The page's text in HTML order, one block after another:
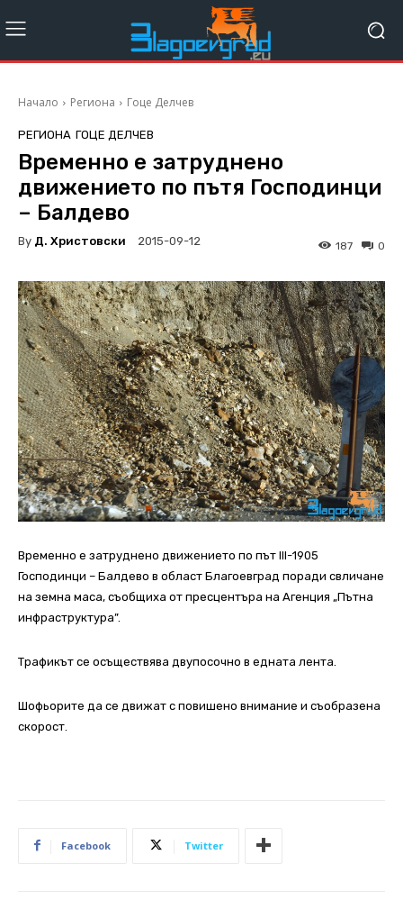
Начало Региона Гоце Делчев
РЕГИОНА ГОЦЕ ДЕЛЧЕВ
Временно е затруднено
движението по пътя Господинци
– Балдево
By Д. Христовски 2015-09-12 0
187
Временно е затруднено движението по път III-1905
Господинци – Балдево в област Благоевград поради свличане
на земна маса, съобщиха от пресцентъра на Агенция „Пътна
инфраструктура”.
Трафикът се осъществява двупосочно в едната лента.
Шофьорите да се движат с повишено внимание и съобразена
скорост.
Facebook Twitter